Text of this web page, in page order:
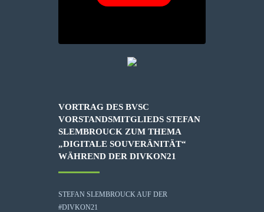
VORTRAG DES BVSC
VORSTANDSMITGLIEDS STEFAN
SLEMBROUCK ZUM THEMA
„DIGITALE SOUVERÄNITÄT“
WÄHREND DER DIVKON21
STEFAN SLEMBROUCK AUF DER
#DIVKON21